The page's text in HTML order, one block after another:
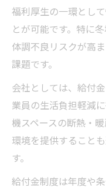
福利厚生の一環とし
とが可能です。特に
体調不良リスクが高
課題です。
会社としては、給付
業員の生活負担軽減
機スペースの断熱・
環境を提供すること
す。
給付金制度は年度や